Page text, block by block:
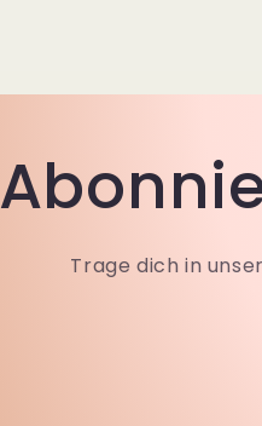
Trage dich in